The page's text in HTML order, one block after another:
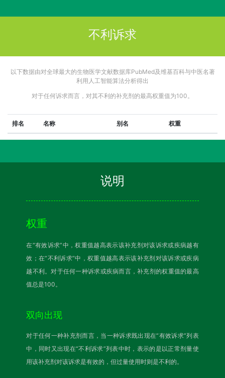
不利诉求
以下数据由对全球最大的生物医学文献数据库PubMed及维基百科与中医名著
利用人工智能算法分析得出
对于任何诉求而言，对其不利的补充剂的最高权重值为100。
排名 名称 别名 权重
说明
权重
在“有效诉求”中，权重值越高表示该补充剂对该诉求或疾病越有
效；在“不利诉求”中，权重值越高表示该补充剂对该诉求或疾病
越不利。对于任何一种诉求或疾病而言，补充剂的权重值的最高
值总是100。
双向出现
对于任何一种补充剂而言，当一种诉求既出现在“有效诉求”列表
中，同时又出现在“不利诉求”列表中时，表示的是以正常剂量使
用该补充剂对该诉求是有效的，但过量使用时则是不利的。